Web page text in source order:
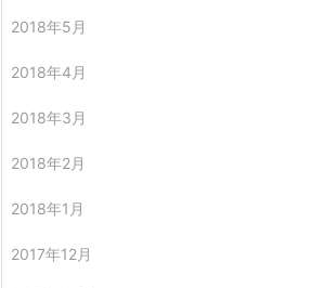
2018年5月
2018年4月
2018年3月
2018年2月
2018年1月
2017年12月